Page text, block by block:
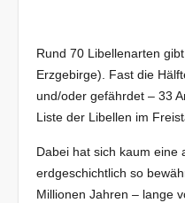
Rund 70 Libellenarten
Erzgebirge). Fast die
und/oder gefährdet – 33
Liste der Libellen im
Dabei hat sich kaum eine
erdgeschichtlich so
Millionen Jahren – lange